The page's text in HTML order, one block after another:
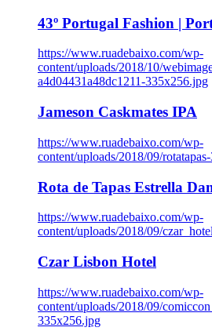
43º Portugal Fashion |
https://www.ruadebaixo.com/wp-
content/uploads/2018/10/
a4d04431a48dc1211-335x256.jpg
Jameson Caskmates IPA
https://www.ruadebaixo.com/wp-
content/uploads/2018/09/
Rota de Tapas Estrella
https://www.ruadebaixo.com/wp-
content/uploads/2018/09/
Czar Lisbon Hotel
https://www.ruadebaixo.com/wp-
content/uploads/2018/09/
335x256.jpg